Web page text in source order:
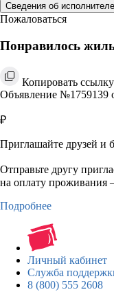
Сведения об исполнителе
Пожаловаться
Понравилось
Копировать ссылку
Объявление №1759139
₽
Приглашайте друзей и
Отправьте другу
на оплату проживания
Подробнее
Личный кабинет
Служба
8 (800) 555 2608